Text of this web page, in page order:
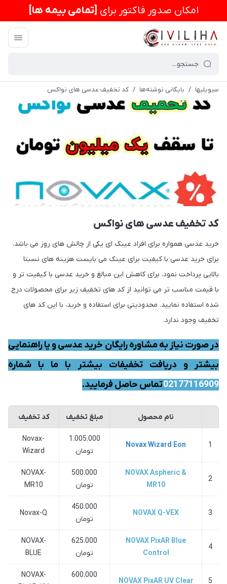
امكان صدور فاکتور برای [تمامی بیمه ها]
سیویلیها / بایگانی نوشته‌ها / کد تخفیف عدسی های نواکس
کد تخفیف عدسی های نواکس
خرید عدسی همواره برای افراد عینک ای یکی از چالش های روز می باشد،
برای خرید عدسی با کیفیت برای عینک می بایست هزینه های نسبتا
بالایی پرداخت نمود، برای کاهش این مبالغ و خرید عدسی با کیفیت تر و
با قیمت مناسب تر می توانید از کد های تخفیف زیر برای محصولات درج
شده استفاده نمایید. محدودیتی برای استفاده و خرید، با این کد های
تخفیف وجود ندارد.
در صورت نیاز به مشاوره رایگان خرید عدسی و یا راهنمایی
بیشتر و دریافت تخفیفات بیشتر با ما با شماره
02177116909تماس حاصل فرمایید.
نام محصول مبلغ تخفیف کد تخفیف
1
Novax Wizard Eon
1.005.000
تومان
Novax-
Wizard
2
NOVAX Aspheric &
MR10
500.000
تومان
NOVAX-
MR10
3
NOVAX Q-VEX
450.000
تومان
Novax-Q
4
NOVAX PixAR Blue
Control
625.000
تومان
NOVAX-
BLUE
5
NOVAX PixAR UV Clear
600.000
NOVAX-